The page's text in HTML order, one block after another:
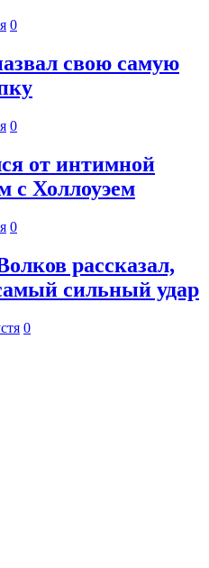
0
свою самую
0
от интимной
с Холлоуэем
0
рассказал,
сильный удар
0